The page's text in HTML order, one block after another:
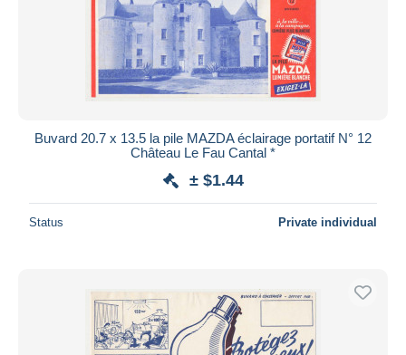
Buvard 20.7 x 13.5 la pile MAZDA éclairage portatif N° 12
Château Le Fau Cantal *
± $1.44
Status Private individual